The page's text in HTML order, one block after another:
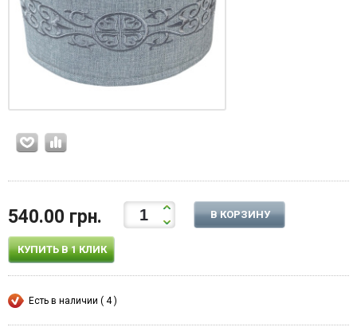
540.00 грн. В КОРЗИНУ
КУПИТЬ В 1 КЛИК
Есть в наличии ( 4 )